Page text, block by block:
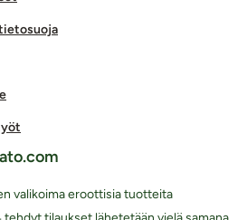
valikoima eroottisia tuotteita